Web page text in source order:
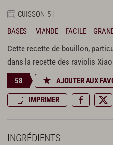
CUISSON 5 H
BASES
VIANDE FACILE
Cette recette de bouillon,
dans la recette des raviolis
58 AJOUTER AUX
IMPRIMER
INGRÉDIENTS